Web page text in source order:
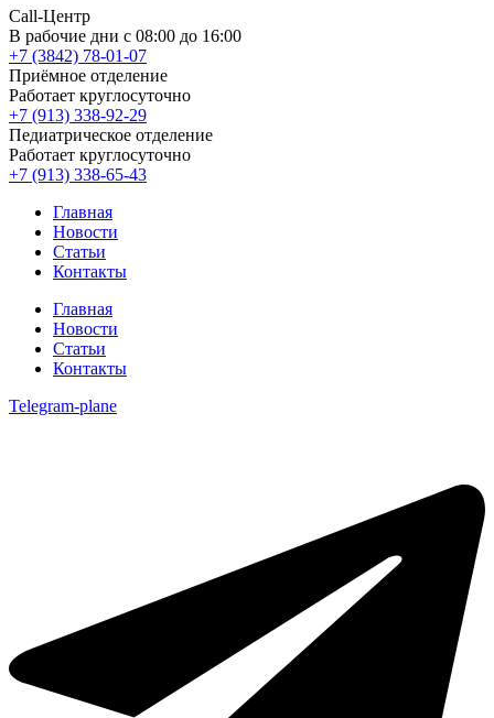
Call-Центр
В рабочие дни с 08:00 до 16:00
+7 (3842) 78-01-07
Приёмное отделение
Работает круглосуточно
+7 (913) 338-92-29
Педиатрическое отделение
Работает круглосуточно
+7 (913) 338-65-43
Главная
Новости
Статьи
Контакты
Главная
Новости
Статьи
Контакты
Telegram-plane